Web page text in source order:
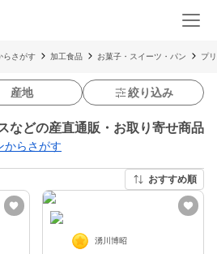
らさがす 加工食品 お菓子・スイーツ・パン プ
産地 絞り込み
などの産直通販・お取り寄せ商品
からさがす
おすすめ順
湧川博昭